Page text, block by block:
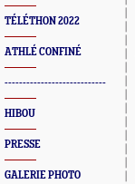
TÉLÉTHON 2022
ATHLÉ CONFINÉ
----------------------------
HIBOU
PRESSE
GALERIE PHOTO